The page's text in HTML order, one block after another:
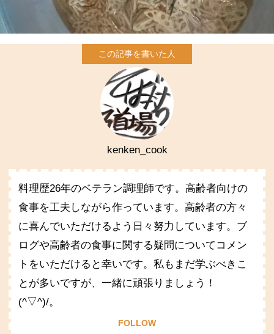
kenken_cook
料理歴26年のベテラン調理師です。高齢者向けの
食事を工夫しながら作っています。高齢者の方々
に喜んでいただけるよう日々努力しています。ブ
ログや高齢者の食事に関する疑問についてコメン
トをいただけると幸いです。私もまだ学ぶべきこ
とが多いですが、一緒に頑張りましょう！
(^▽^)/。
FOLLOW